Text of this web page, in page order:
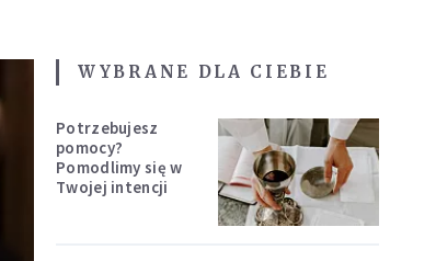
WYBRANE DLA CIEBIE
Potrzebujesz
pomocy?
Pomodlimy się w
Twojej intencji